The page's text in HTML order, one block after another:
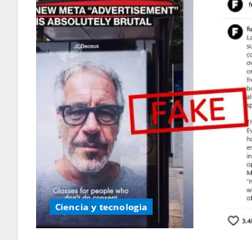
Ciencia y tecnologia